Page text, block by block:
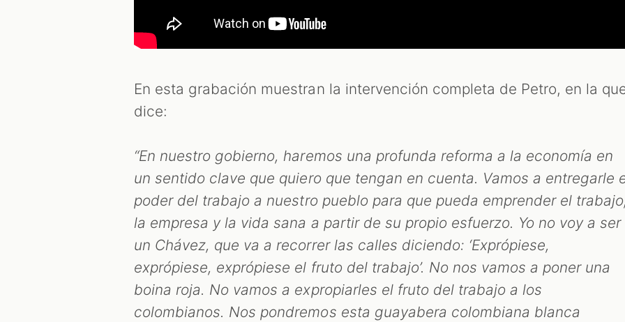
En esta grabación muestran la intervención completa de Petro, en la
dice:
“En nuestro gobierno, haremos una profunda reforma a la economía en
un sentido clave que quiero que tengan en cuenta. Vamos a entregarle
poder del trabajo a nuestro pueblo para que pueda emprender el trabajo,
la empresa y la vida sana a partir de su propio esfuerzo. Yo no voy a ser
un Chávez, que va a recorrer las calles diciendo: ‘Exprópiese,
exprópiese, exprópiese el fruto del trabajo’. No nos vamos a poner una
boina roja. No vamos a expropiarles el fruto del trabajo a los
colombianos. Nos pondremos esta guayabera colombiana blanca